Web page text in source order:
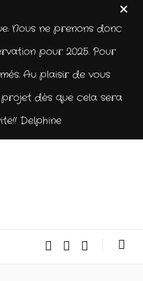
Nous ne prenons donc
pour 2025. Pour
Au plaisir de vous
dès que cela sera
Delphine